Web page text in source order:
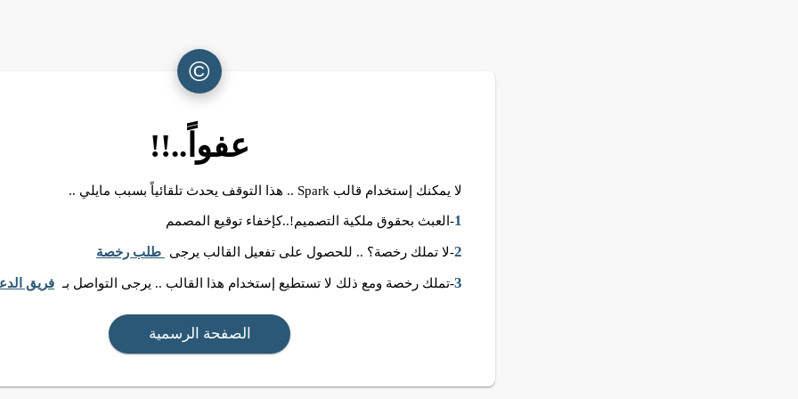
©
عفواً..!!
لا يمكنك إستخدام قالب Spark .. هذا التوقف يحدث تلقائياً بسبب مايلي ..
1-العبث بحقوق ملكية التصميم!..كإخفاء توقيع المصمم
2-لا تملك رخصة؟ .. للحصول على تفعيل القالب يرجى طلب رخصة
3-تملك رخصة ومع ذلك لا تستطيع إستخدام هذا القالب .. يرجى التواصل بـ فريق
الصفحة الرسمية